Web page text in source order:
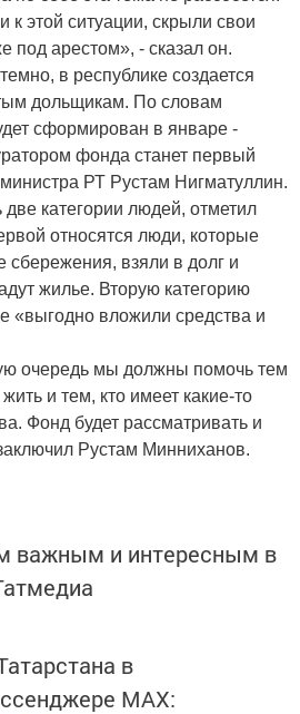
этой ситуации, скрыли свои
под арестом», - сказал он.
в республике создается
дольщикам. По словам
сформирован в январе -
фонда станет первый
РТ Рустам Нигматуллин.
категории людей, отметил
относятся люди, которые
сбережения, взяли в долг и
жилье. Вторую категорию
«выгодно вложили средства и
очередь мы должны помочь тем
и тем, кто имеет какие-то
Фонд будет рассматривать и
Рустам Минниханов.
важным и интересным в
в
MАХ: